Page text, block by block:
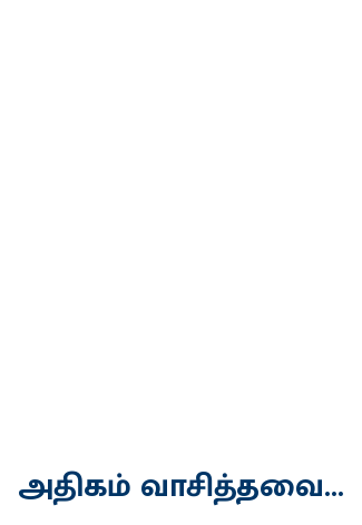
அதிகம் வாசித்தவை...